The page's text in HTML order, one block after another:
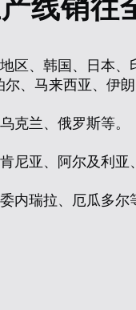
线销往
区、韩国、日本
尔、马来西亚、伊
克兰、俄罗斯等。
尼亚、阿尔及利亚
内瑞拉、厄瓜多尔